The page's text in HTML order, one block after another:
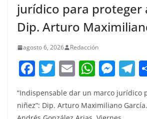
jurídico para proteger
Dip. Arturo
agosto 6, 2026 Redacción
F
c
T
w
itt
E
ai
W
at
M
e
ss
T
e
“Indispensable dar un marco jurídico
niñez”: Dip. Arturo Maximiliano